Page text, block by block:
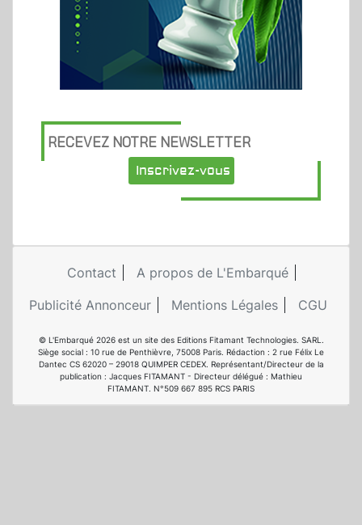
RECEVEZ NOTRE NEWSLETTER
Inscrivez-vous
Contact
A propos de L'Embarqué
Publicité Annonceur
Mentions Légales CGU
© L'Embarqué 2026 est un site des Editions Fitamant Technologies. SARL.
Siège social : 10 rue de Penthièvre, 75008 Paris. Rédaction : 2 rue Félix Le
Dantec CS 62020 – 29018 QUIMPER CEDEX. Représentant/Directeur de la
publication : Jacques FITAMANT - Directeur délégué : Mathieu
FITAMANT. N°509 667 895 RCS PARIS